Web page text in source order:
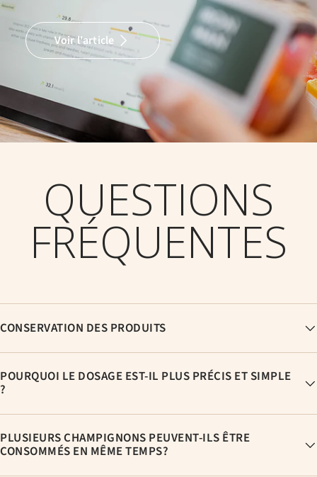
Voir l'article
QUESTIONS
FRÉQUENTES
CONSERVATION DES PRODUITS
POURQUOI LE DOSAGE EST-IL PLUS PRÉCIS ET SIMPLE
?
PLUSIEURS CHAMPIGNONS PEUVENT-ILS ÊTRE
CONSOMMÉS EN MÊME TEMPS?